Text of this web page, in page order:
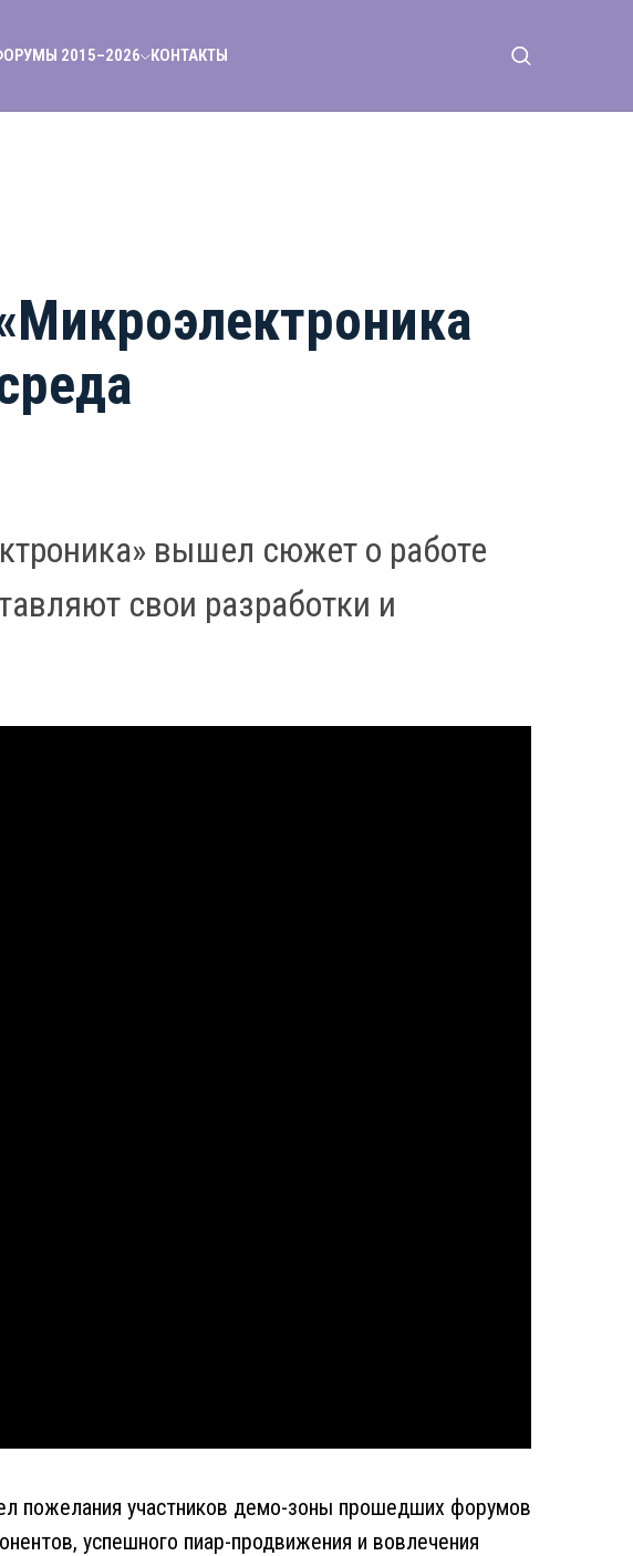
2015–2026 КОНТАКТЫ
вышел сюжет о работе
свои разработки и
пожелания участников демо-зоны прошедших форумов
успешного пиар-продвижения и вовлечения